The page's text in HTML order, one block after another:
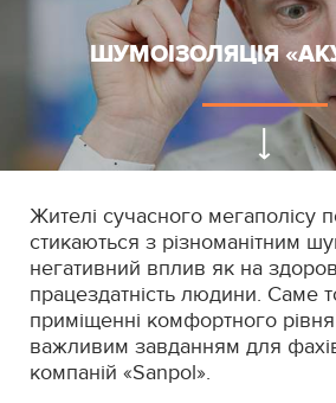
ШУМОІЗОЛЯЦІЯ
Жителі сучасного мегаполісу
стикаються з різноманітним
негативний вплив як на
працездатність людини. Саме
приміщенні комфортного
важливим завданням для
компаній «Sanpol».